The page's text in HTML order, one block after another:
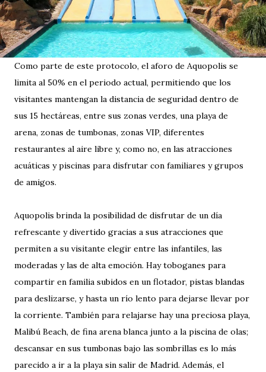
Como parte de este protocolo, el aforo de Aquopolis se
limita al 50% en el periodo actual, permitiendo que los
visitantes mantengan la distancia de seguridad dentro de
sus 15 hectáreas, entre sus zonas verdes, una playa de
arena, zonas de tumbonas, zonas VIP, diferentes
restaurantes al aire libre y, como no, en las atracciones
acuáticas y piscinas para disfrutar con familiares y grupos
de amigos.
Aquopolis brinda la posibilidad de disfrutar de un día
refrescante y divertido gracias a sus atracciones que
permiten a su visitante elegir entre las infantiles, las
moderadas y las de alta emoción. Hay toboganes para
compartir en familia subidos en un flotador, pistas blandas
para deslizarse, y hasta un río lento para dejarse llevar por
la corriente. También para relajarse hay una preciosa playa,
Malibú Beach, de fina arena blanca junto a la piscina de olas;
descansar en sus tumbonas bajo las sombrillas es lo más
parecido a ir a la playa sin salir de Madrid. Además, el